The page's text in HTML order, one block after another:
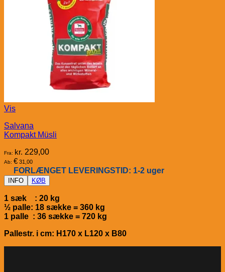
Vis
Salvana
Kompakt Müsli
Fra: kr. 229,00
Ab: € 31,00
FORLÆNGET LEVERINGSTID: 1-2 uger
INFO KØB
1 sæk : 20 kg
½ palle: 18 sække = 360 kg
1 palle : 36 sække = 720 kg
Pallestr. i cm: H170 x L120 x B80